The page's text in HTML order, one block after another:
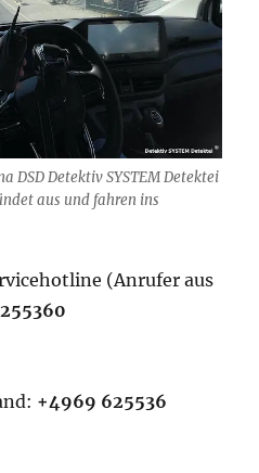
DSD Detektiv SYSTEM Detektei
aus und fahren ins
(Anrufer aus
+4969 625536